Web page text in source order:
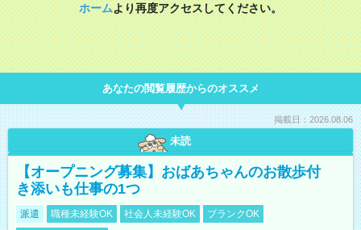
ホームより再度アクセスしてください。
あなたの閲覧履歴からのオススメ
掲載日：2026.08.06
未読
【オープニング募集】おばあちゃんのお散歩付
き添いも仕事の1つ
派遣 職種未経験OK 社会人未経験OK
ブランクOK